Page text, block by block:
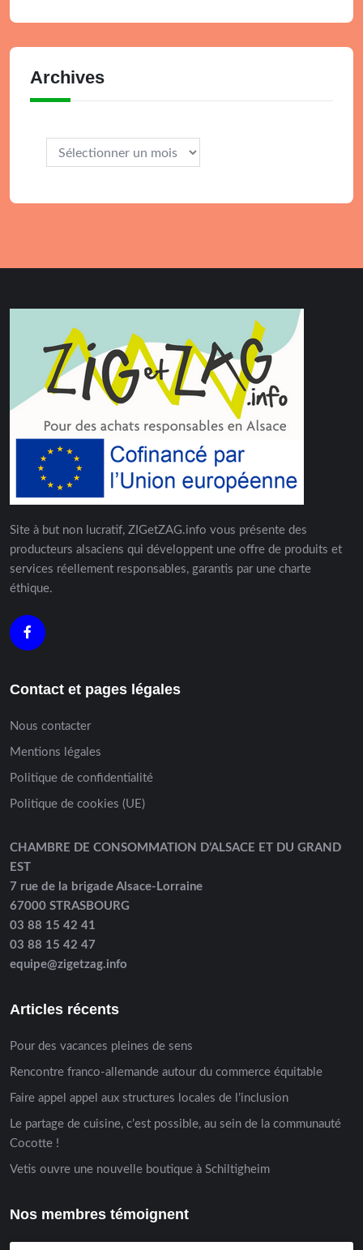
Archives
Site à but non lucratif, ZIGetZAG.info vous présente des
producteurs alsaciens qui développent une offre de produits et
services réellement responsables, garantis par une charte
éthique.
Contact et pages légales
Nous contacter
Mentions légales
Politique de confidentialité
Politique de cookies (UE)
CHAMBRE DE CONSOMMATION D’ALSACE ET DU GRAND
EST
7 rue de la brigade Alsace-Lorraine
67000 STRASBOURG
03 88 15 42 41
03 88 15 42 47
equipe@zigetzag.info
Articles récents
Pour des vacances pleines de sens
Rencontre franco-allemande autour du commerce équitable
Faire appel appel aux structures locales de l’inclusion
Le partage de cuisine, c’est possible, au sein de la communauté
Cocotte !
Vetis ouvre une nouvelle boutique à Schiltigheim
Nos membres témoignent